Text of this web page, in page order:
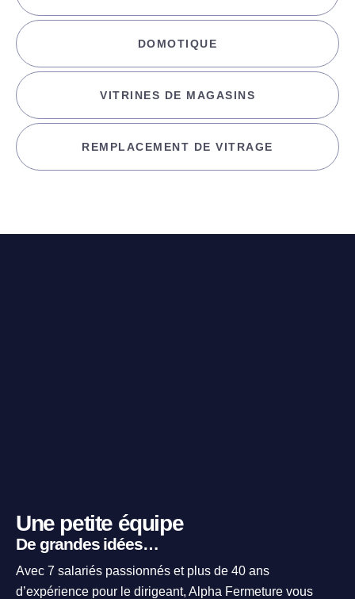
DOMOTIQUE
VITRINES DE MAGASINS
REMPLACEMENT DE VITRAGE
Une petite équipe
De grandes idées…
Avec 7 salariés passionnés et plus de 40 ans
d’expérience pour le dirigeant, Alpha Fermeture vous